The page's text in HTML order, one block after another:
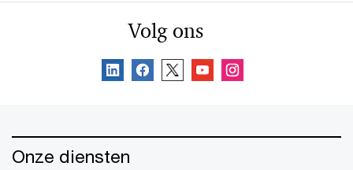
Volg ons
Onze diensten